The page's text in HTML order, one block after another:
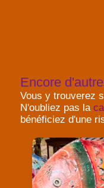
Encore
Vous y trouverez
N'oubliez pas la
bénéficiez d'une